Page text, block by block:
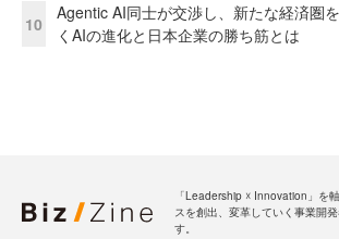
10
Agentic AI同士が交渉し、新たな経済圏
くAIの進化と日本企業の勝ち筋とは
「Leadership ☓ Innovation」を
スを創出、変革していく事業開
す。